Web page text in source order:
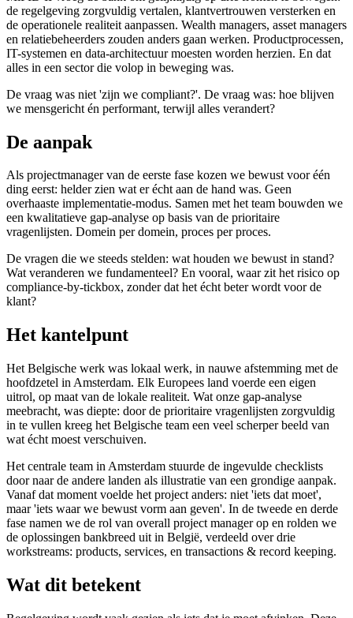
de regelgeving zorgvuldig vertalen, klantvertrouwen versterken en
de operationele realiteit aanpassen. Wealth managers, asset managers
en relatiebeheerders zouden anders gaan werken. Productprocessen,
IT-systemen en data-architectuur moesten worden herzien. En dat
alles in een sector die volop in beweging was.
De vraag was niet 'zijn we compliant?'. De vraag was: hoe blijven
we mensgericht én performant, terwijl alles verandert?
De aanpak
Als projectmanager van de eerste fase kozen we bewust voor één
ding eerst: helder zien wat er écht aan de hand was. Geen
overhaaste implementatie-modus. Samen met het team bouwden we
een kwalitatieve gap-analyse op basis van de prioritaire
vragenlijsten. Domein per domein, proces per proces.
De vragen die we steeds stelden: wat houden we bewust in stand?
Wat veranderen we fundamenteel? En vooral, waar zit het risico op
compliance-by-tickbox, zonder dat het écht beter wordt voor de
klant?
Het kantelpunt
Het Belgische werk was lokaal werk, in nauwe afstemming met de
hoofdzetel in Amsterdam. Elk Europees land voerde een eigen
uitrol, op maat van de lokale realiteit. Wat onze gap-analyse
meebracht, was diepte: door de prioritaire vragenlijsten zorgvuldig
in te vullen kreeg het Belgische team een veel scherper beeld van
wat écht moest verschuiven.
Het centrale team in Amsterdam stuurde de ingevulde checklists
door naar de andere landen als illustratie van een grondige aanpak.
Vanaf dat moment voelde het project anders: niet 'iets dat moet',
maar 'iets waar we bewust vorm aan geven'. In de tweede en derde
fase namen we de rol van overall project manager op en rolden we
de oplossingen bankbreed uit in België, verdeeld over drie
workstreams: products, services, en transactions & record keeping.
Wat dit betekent